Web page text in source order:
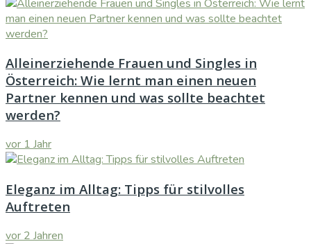
Alleinerziehende Frauen und Singles in
Österreich: Wie lernt man einen neuen
Partner kennen und was sollte beachtet
werden?
vor 1 Jahr
Eleganz im Alltag: Tipps für stilvolles
Auftreten
vor 2 Jahren